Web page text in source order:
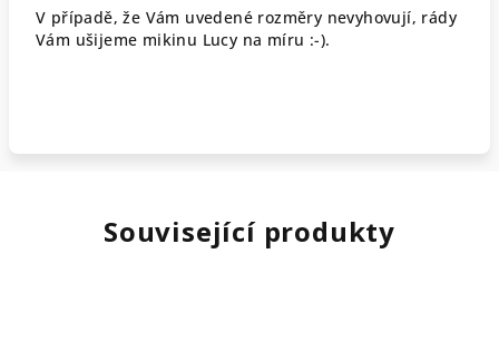
V případě, že Vám uvedené rozměry nevyhovují, rády
Vám ušijeme mikinu Lucy na míru :-).
Související produkty